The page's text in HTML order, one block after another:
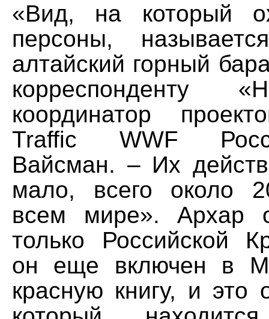
«Вид, на который
персоны,
алтайский горный
корреспонденту
координатор
Traffic WWF
Вайсман. – Их
мало, всего около
всем мире». Архар
только Российской
он еще включен в
красную книгу, и это